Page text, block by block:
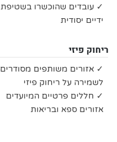
✓ עובדים שהוכשרו בשטיפת
ידיים יסודית
ריחוק פיזי
✓ אזורים משותפים מסודרים
לשמירה על ריחוק פיזי
✓ חללים פרטיים המיועדים
אזורים ספא ובריאות